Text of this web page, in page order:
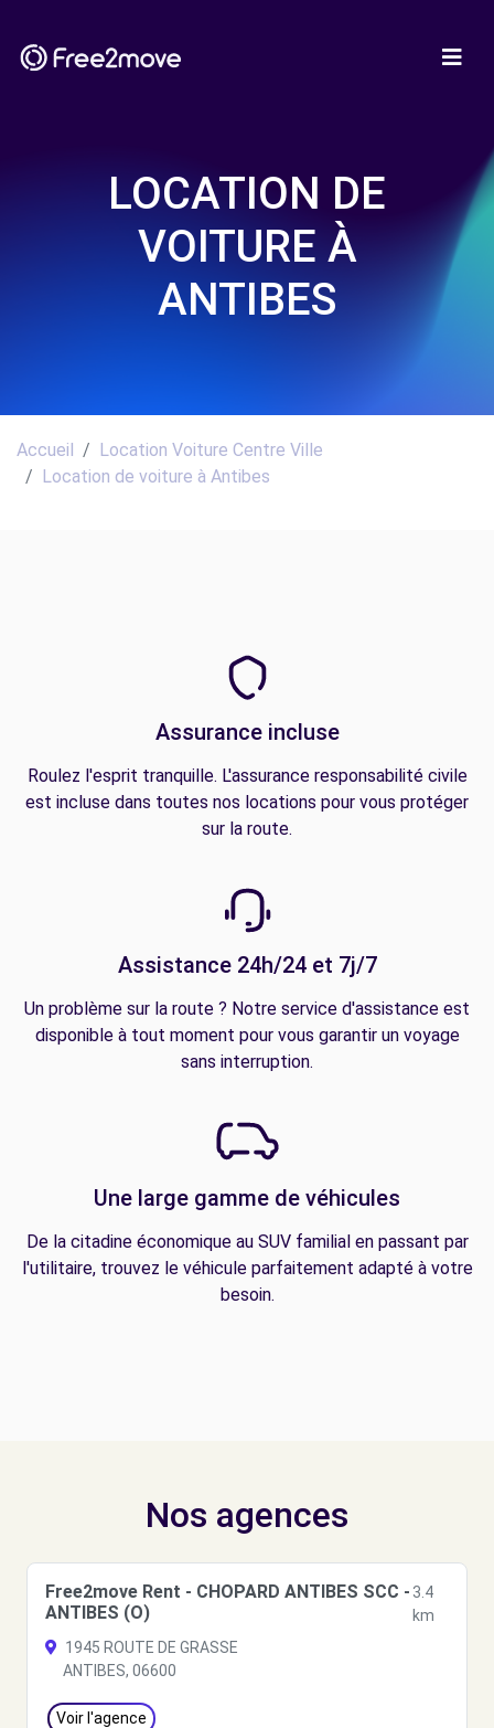
LOCATION DE
VOITURE À
ANTIBES
Accueil
Location Voiture Centre Ville
Location de voiture à Antibes
Assurance incluse
Roulez l'esprit tranquille. L'assurance responsabilité civile
est incluse dans toutes nos locations pour vous protéger
sur la route.
Assistance 24h/24 et 7j/7
Un problème sur la route ? Notre service d'assistance est
disponible à tout moment pour vous garantir un voyage
sans interruption.
Une large gamme de véhicules
De la citadine économique au SUV familial en passant par
l'utilitaire, trouvez le véhicule parfaitement adapté à votre
besoin.
Nos agences
Free2move Rent - CHOPARD ANTIBES SCC -
ANTIBES (O)
3.4
km
1945 ROUTE DE GRASSE
ANTIBES, 06600
Voir l'agence